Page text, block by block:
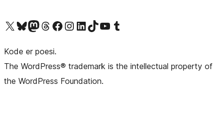
Besøk vår konto på X Visit our Bluesky account
Besøk vår Mastodon-konto
Visit our Threads account
Besøk vår Facebook-sideBesøk vår Instagram-konto
Besøk vår LinkedIn-konto
Visit our TikTok account
Visit our YouTube channel
Visit our Tumblr account
Kode er poesi.
The WordPress® trademark is the intellectual property of
the WordPress Foundation.